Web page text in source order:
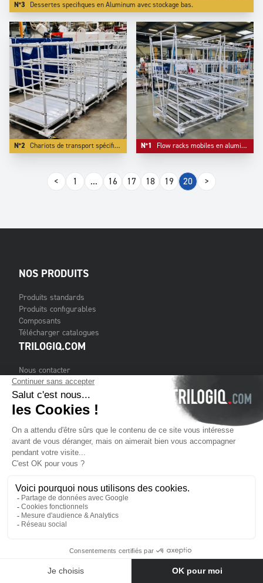
N°3 Dessertes specifiques en Aluminum avec stockage bas.
N°2 Chariots de transport spécifiques avec base de stockage niveau bas. N°1 Flow racks mobiles en aluminium avec séparateurs de lignes.
< 1 ... 16 17 18 19 20 >
NOS PRODUITS
Produits standards
Produits configurables
Composants
Télécharger catalogues
TRILOGIQ.COM
Nous contacter
Conditions Générales de Vente
Mentions légales
Cookies
À propos de nous
Services
Clients
Où nous trouver
RESTONS CONNECTÉS
Nous contacter